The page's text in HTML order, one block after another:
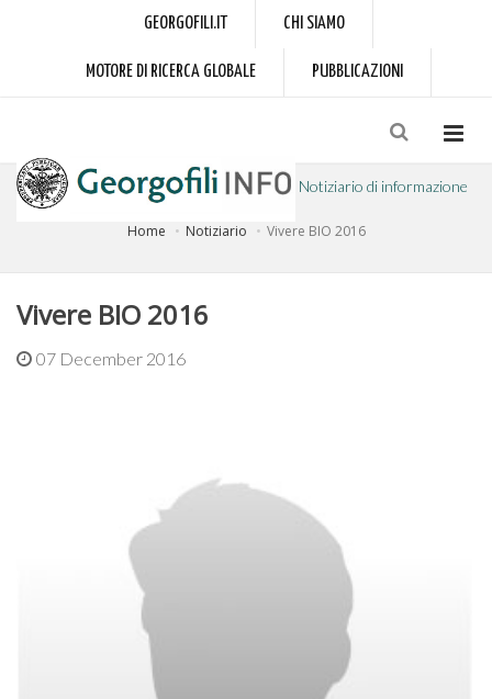
GEORGOFILI.IT CHI SIAMO
MOTORE DI RICERCA GLOBALE PUBBLICAZIONI
Notiziario di informazione
Home Notiziario Vivere BIO 2016
Vivere BIO 2016
07 December 2016